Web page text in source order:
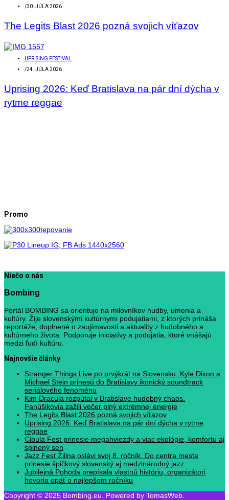
/30. JÚLA 2026
The Legits Blast 2026 pozná svojich víťazov
UPRISING FESTIVAL
/24. JÚLA 2026
Uprising 2026: Keď Bratislava na pár dní dýcha v
rytme reggae
Promo
Niečo o nás
Bombing
Portál BOMBING sa orientuje na milovníkov hudby, umenia a
kultúry. Žije slovenskými kultúrnymi podujatiami, z ktorých prináša
reportáže, doplnené o zaujímavosti a aktuality z hudobného a
kultúrneho života. Podporuje iniciatívy a podujatia, ktoré vnášajú
medzi ľudí kultúru.
Najnovšie články
Stranger Things Live po prvýkrát na Slovensku. Kyle Dixon a
Michael Stein prinesú do Bratislavy ikonický soundtrack
seriálového fenoménu
Kim Dracula rozpútal v Bratislave hudobný chaos.
Fanúšikovia zažili večer plný extrémnej energie
The Legits Blast 2026 pozná svojich víťazov
Uprising 2026: Keď Bratislava na pár dní dýcha v rytme
reggae
Cibula Fest prinesie megahviezdy a viac ekológie, komfortu aj
splnený sen
Jazz Fest Žilina oslávi svoj 8. ročník. Do centra mesta
prinesie špičkový slovenský aj medzinárodný jazz
Jubilejná Pohoda prepísala vlastnú históriu, organizátori
hovoria opäť o najlepšom ročníku
Copyright © 2025 Bombing.eu. Powered by TomasWeb.